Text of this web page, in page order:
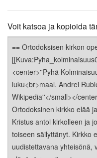
Voit katsoa ja kopioida